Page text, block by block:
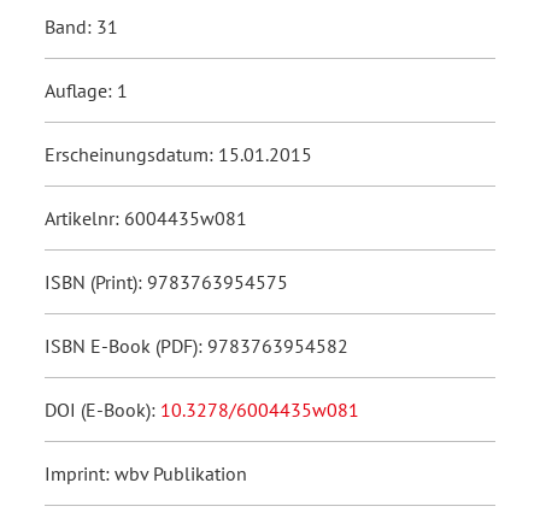
Band: 31
Auflage: 1
Erscheinungsdatum: 15.01.2015
Artikelnr: 6004435w081
ISBN (Print): 9783763954575
ISBN E-Book (PDF): 9783763954582
DOI (E-Book): 10.3278/6004435w081
Imprint: wbv Publikation